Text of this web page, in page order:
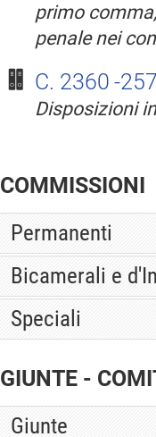
primo
penale nei
C. 2360 -
Disposizioni
COMMISSIONI
Permanenti
Bicamerali e
Speciali
GIUNTE -
Giunte